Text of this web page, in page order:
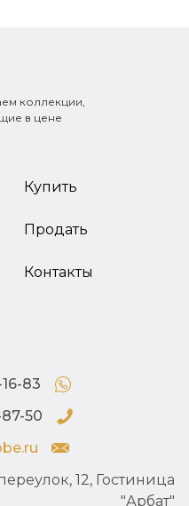
коллекции,
в цене
Купить
Продать
Контакты
83
50
12, Гостиница
"Арбат"